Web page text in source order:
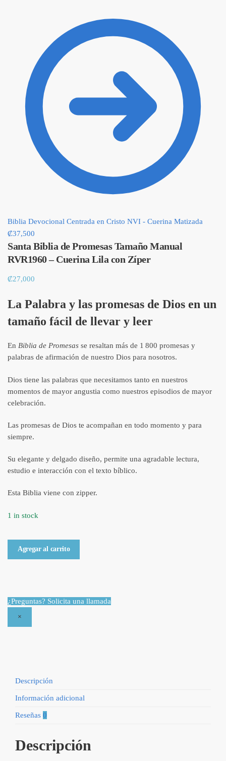
Biblia Devocional Centrada en Cristo NVI - Cuerina Matizada
₡37,500
Santa Biblia de Promesas Tamaño Manual
RVR1960 – Cuerina Lila con Zíper
₡27,000
La Palabra y las promesas de Dios en un
tamaño fácil de llevar y leer
En Biblia de Promesas se resaltan más de 1 800 promesas y
palabras de afirmación de nuestro Dios para nosotros.
Dios tiene las palabras que necesitamos tanto en nuestros
momentos de mayor angustia como nuestros episodios de mayor
celebración.
Las promesas de Dios te acompañan en todo momento y para
siempre.
Su elegante y delgado diseño, permite una agradable lectura,
estudio e interacción con el texto bíblico.
Esta Biblia viene con zipper.
1 in stock
Santa
Manual
RVR1960
Zíper
Agregar al carrito
¿Preguntas? Solicita una llamada
×
Descripción
Información adicional
Reseñas 0
Descripción